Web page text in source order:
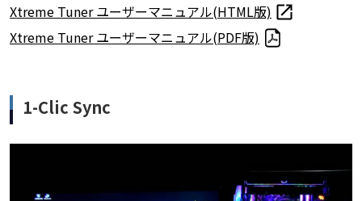
Xtreme Tuner ユーザーマニュアル(HTML版)
Xtreme Tuner ユーザーマニュアル(PDF版)
1-Clic Sync